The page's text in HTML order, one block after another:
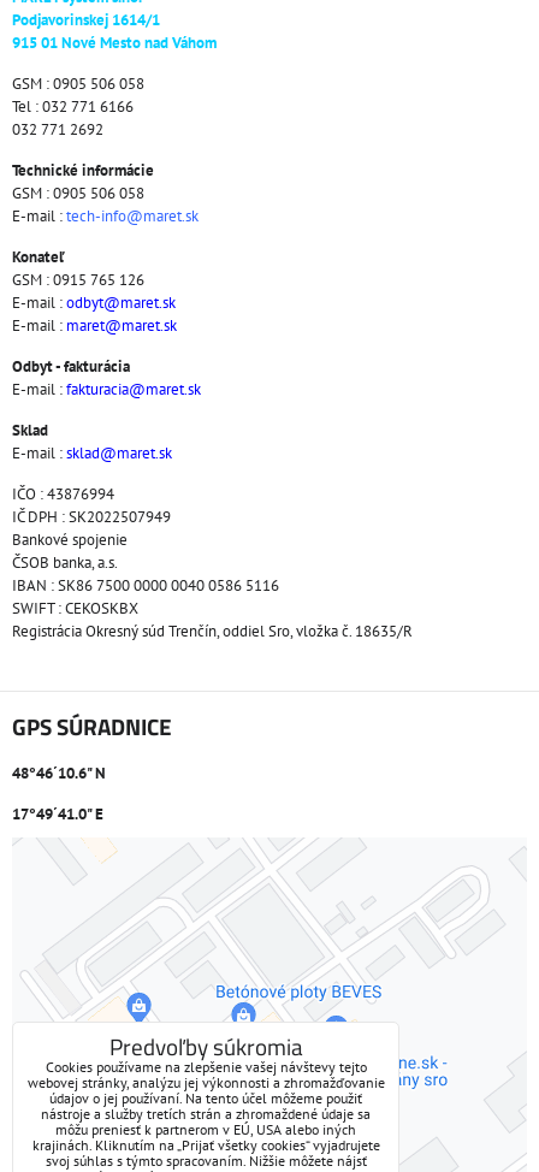
Podjavorinskej 1614/1
915 01 Nové Mesto nad Váhom
GSM : 0905 506 058
Tel : 032 771 6166
032 771 2692
Technické informácie
GSM : 0905 506 058
E-mail :tech-info@maret.sk
Konateľ
GSM : 0915 765 126
E-mail :odbyt@maret.sk
E-mail : maret@maret.sk
Odbyt - fakturácia
E-mail :fakturacia@maret.sk
Sklad
E-mail :sklad@maret.sk
IČO : 43876994
IČ DPH : SK2022507949
Bankové spojenie
ČSOB banka, a.s.
IBAN : SK86 7500 0000 0040 0586 5116
SWIFT : CEKOSKBX
Registrácia Okresný súd Trenčín, oddiel Sro, vložka č. 18635/R
GPS SÚRADNICE
48°46´10.6" N
17°49´41.0" E
Externý obsah je blokovaný Voľbami súkromia
Prajete si načítať externý obsah?
Povoliť tentokrát
Povoliť a zapamätať - súhlas s druhom cookie: Funkčné
Otvoriť obsah v novom okne
Predvoľby súkromia
Cookies používame na zlepšenie vašej návštevy tejto
webovej stránky, analýzu jej výkonnosti a zhromažďovanie
údajov o jej používaní. Na tento účel môžeme použiť
nástroje a služby tretích strán a zhromaždené údaje sa
môžu preniesť k partnerom v EÚ, USA alebo iných
krajinách. Kliknutím na „Prijať všetky cookies“ vyjadrujete
svoj súhlas s týmto spracovaním. Nižšie môžete nájsť